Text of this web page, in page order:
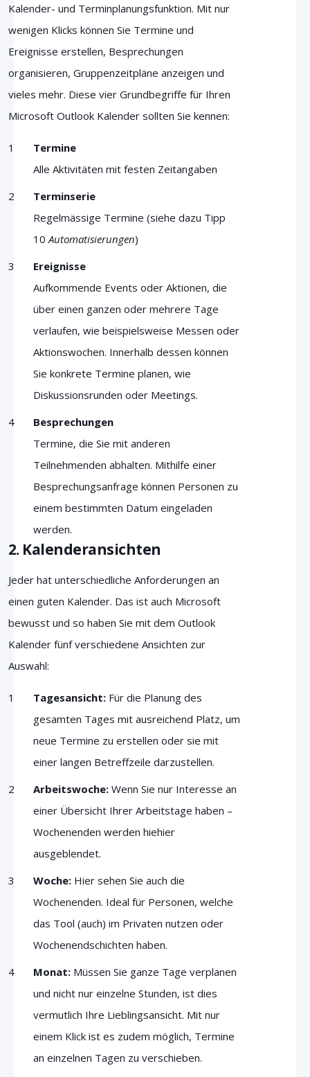
Kalender- und Terminplanungsfunktion. Mit nur
wenigen Klicks können Sie Termine und
Ereignisse erstellen, Besprechungen
organisieren, Gruppenzeitpläne anzeigen und
vieles mehr. Diese vier Grundbegriffe für Ihren
Microsoft Outlook Kalender sollten Sie kennen:
Termine
Alle Aktivitäten mit festen Zeitangaben
Terminserie
Regelmässige Termine (siehe dazu Tipp
10 Automatisierungen)
Ereignisse
Aufkommende Events oder Aktionen, die
über einen ganzen oder mehrere Tage
verlaufen, wie beispielsweise Messen oder
Aktionswochen. Innerhalb dessen können
Sie konkrete Termine planen, wie
Diskussionsrunden oder Meetings.
Besprechungen
Termine, die Sie mit anderen
Teilnehmenden abhalten. Mithilfe einer
Besprechungsanfrage können Personen zu
einem bestimmten Datum eingeladen
werden.
2. Kalenderansichten
Jeder hat unterschiedliche Anforderungen an
einen guten Kalender. Das ist auch Microsoft
bewusst und so haben Sie mit dem Outlook
Kalender fünf verschiedene Ansichten zur
Auswahl:
Tagesansicht: Für die Planung des
gesamten Tages mit ausreichend Platz, um
neue Termine zu erstellen oder sie mit
einer langen Betreffzeile darzustellen.
Arbeitswoche: Wenn Sie nur Interesse an
einer Übersicht Ihrer Arbeitstage haben –
Wochenenden werden hiehier
ausgeblendet.
Woche: Hier sehen Sie auch die
Wochenenden. Ideal für Personen, welche
das Tool (auch) im Privaten nutzen oder
Wochenendschichten haben.
Monat: Müssen Sie ganze Tage verplanen
und nicht nur einzelne Stunden, ist dies
vermutlich Ihre Lieblingsansicht. Mit nur
einem Klick ist es zudem möglich, Termine
an einzelnen Tagen zu verschieben.